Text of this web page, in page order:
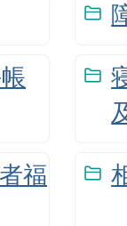
福